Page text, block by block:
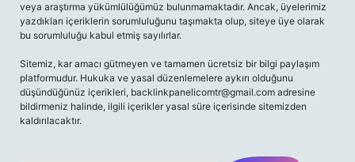
veya araştırma yükümlülüğümüz bulunmamaktadır. Ancak, üyelerimiz
yazdıkları içeriklerin sorumluluğunu taşımakta olup, siteye üye olarak
bu sorumluluğu kabul etmiş sayılırlar.
Sitemiz, kar amacı gütmeyen ve tamamen ücretsiz bir bilgi paylaşım
platformudur. Hukuka ve yasal düzenlemelere aykırı olduğunu
düşündüğünüz içerikleri, backlinkpanelicomtr@gmail.com adresine
bildirmeniz halinde, ilgili içerikler yasal süre içerisinde sitemizden
kaldırılacaktır.